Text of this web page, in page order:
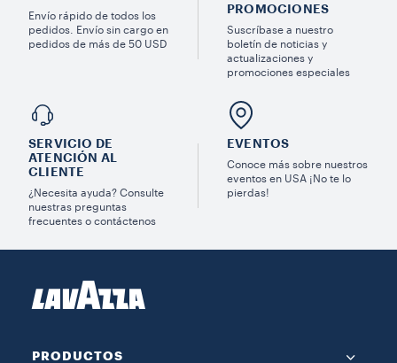
Envío rápido de todos los
pedidos. Envío sin cargo en
pedidos de más de 50 USD
PROMOCIONES
Suscríbase a nuestro
boletín de noticias y
actualizaciones y
promociones especiales
SERVICIO DE
ATENCIÓN AL
CLIENTE
¿Necesita ayuda? Consulte
nuestras preguntas
frecuentes o contáctenos
EVENTOS
Conoce más sobre nuestros
eventos en USA ¡No te lo
pierdas!
PRODUCTOS